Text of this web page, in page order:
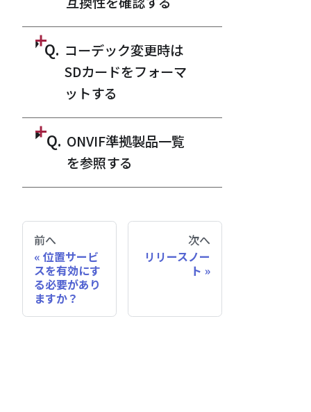
Q. コーデック変更時は
SDカードをフォーマ
ットする
Q. ONVIF準拠製品一覧
を参照する
前へ
位置サービ
スを有効にす
る必要があり
ますか？
次へ
リリースノー
ト